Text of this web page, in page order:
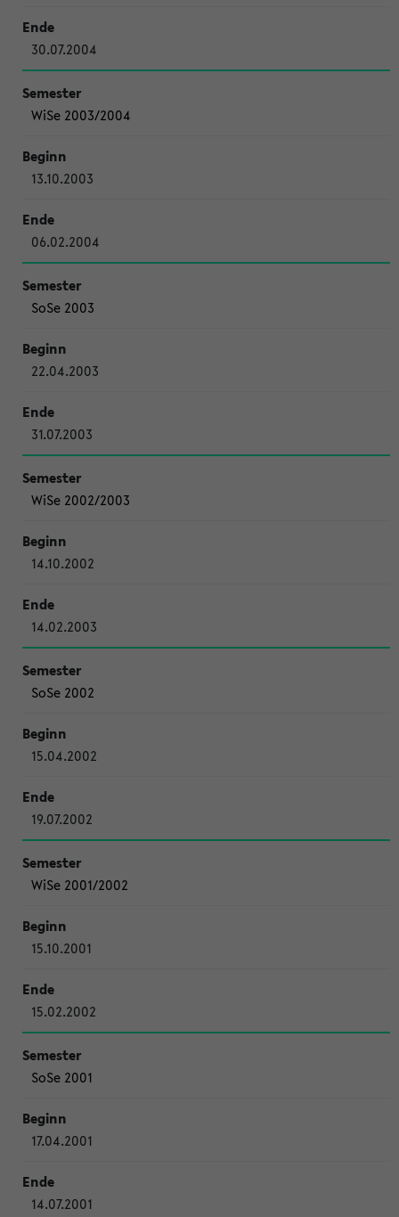
30.07.2004
WiSe 2003/2004
13.10.2003
06.02.2004
SoSe 2003
22.04.2003
31.07.2003
WiSe 2002/2003
14.10.2002
14.02.2003
SoSe 2002
15.04.2002
19.07.2002
WiSe 2001/2002
15.10.2001
15.02.2002
SoSe 2001
17.04.2001
14.07.2001